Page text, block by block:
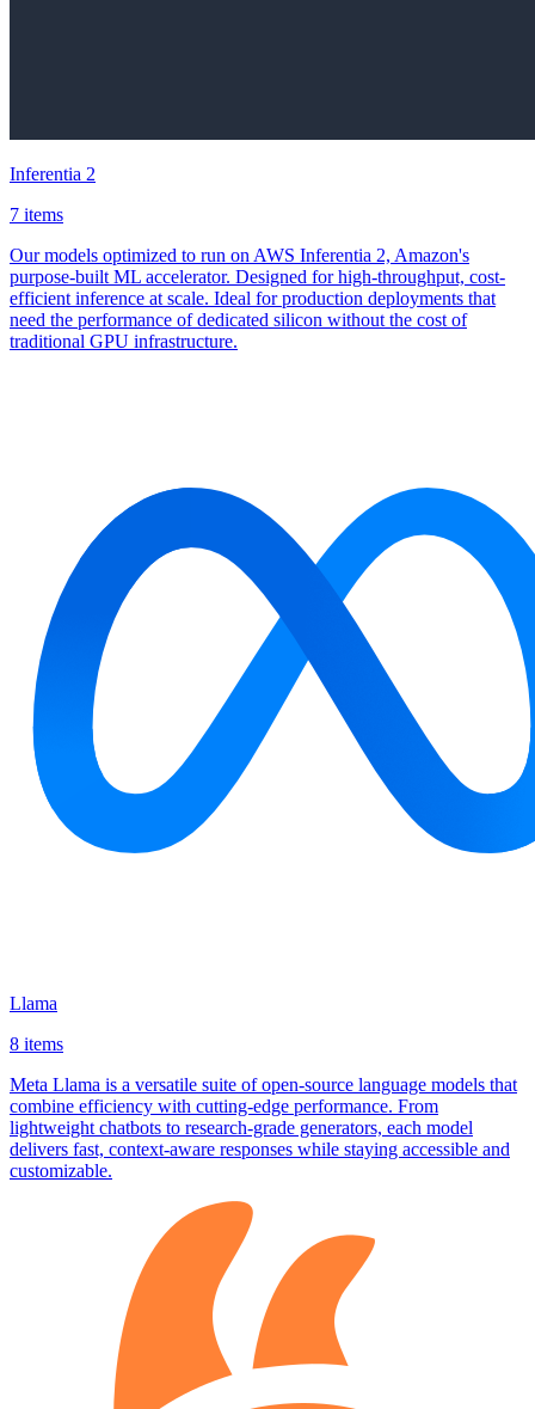
Inferentia 2
7 items
Our models optimized to run on AWS Inferentia 2, Amazon's
purpose-built ML accelerator. Designed for high-throughput, cost-
efficient inference at scale. Ideal for production deployments that
need the performance of dedicated silicon without the cost of
traditional GPU infrastructure.
Llama
8 items
Meta Llama is a versatile suite of open‑source language models that
combine efficiency with cutting‑edge performance. From
lightweight chatbots to research‑grade generators, each model
delivers fast, context‑aware responses while staying accessible and
customizable.